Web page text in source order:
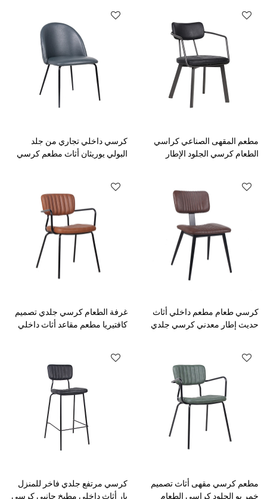
مطعم المقهى الصناعي كراسي
الطعام كرسي الجلود الإطار
كرسي داخلي تجاري من جلد
البولي يوريثان أثاث مطعم كرسي
كرسي طعام مطعم داخلي أثاث
حديث إطار معدني كرسي جلدي
غرفة الطعام كرسي جلدي تصميم
كافتيريا مطعم مقاعد أثاث داخلي
مطعم كرسي مقهى أثاث تصميم
خمر بو الجلود كراسي الطعام
كرسي مرتفع جلدي فاخر للمنزل
بار أثاث داخلي مطبخ جانبي كرسي